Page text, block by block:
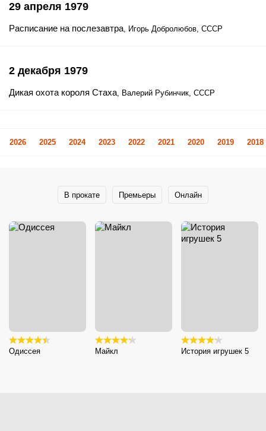
29 апреля 1979
Расписание на послезавтра, Игорь Добролюбов, СССР
2 декабря 1979
Дикая охота короля Стаха, Валерий Рубинчик, СССР
2026 2025 2024 2023 2022 2021 2020 2019 2018
В прокате Премьеры Онлайн
Одиссея Майкл История игрушек 5